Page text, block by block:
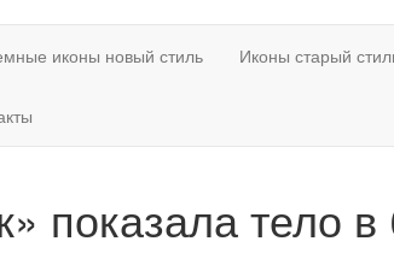
иконы новый стиль
Иконы старый
показала тело в